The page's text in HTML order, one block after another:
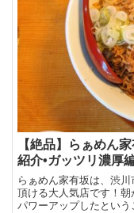
【絶品】らぁめん
紹介•ガッツリ濃厚
らぁめん家有坂は、渋
頂ける大人気店です！
パワーアップしたという